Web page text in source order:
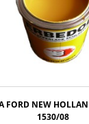
FORD NEW
1530/08